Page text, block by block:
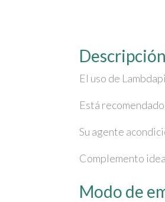
Descripción
El uso de
Está
Su agente
Complemento
Modo de